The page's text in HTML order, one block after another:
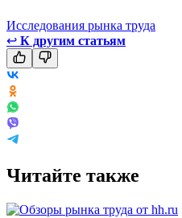
Исследования рынка труда
↩ К другим статьям
Читайте также